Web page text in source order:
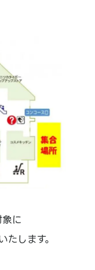
に
します。